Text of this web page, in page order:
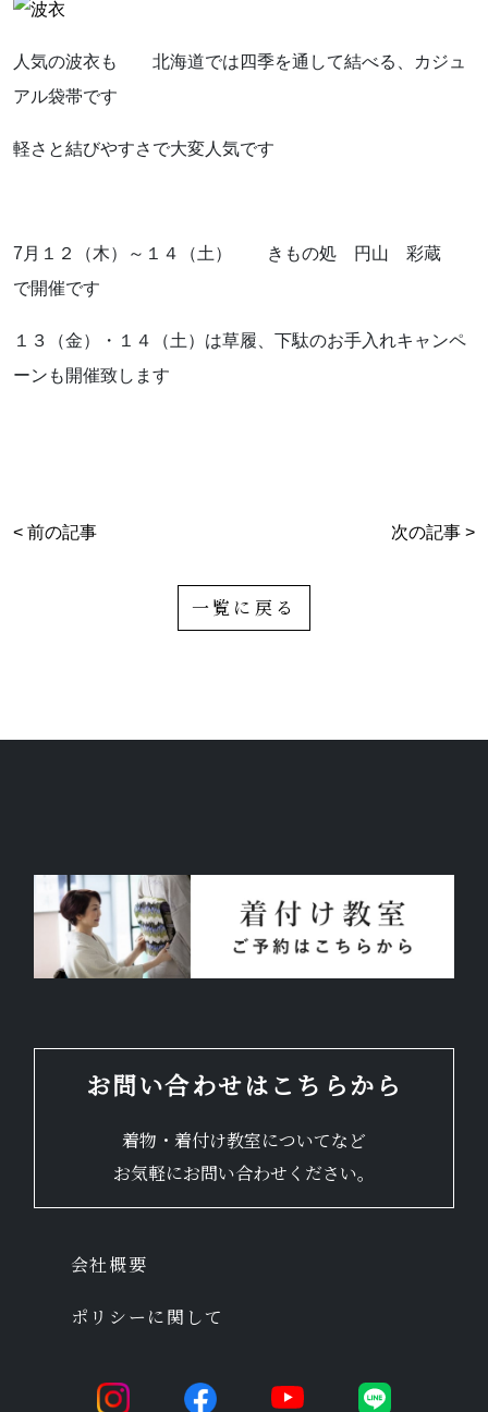
人気の波衣も 北海道では四季を通して結べる、カジュ
アル袋帯です
軽さと結びやすさで大変人気です
7月１２（木）～１４（土） きもの処 円山 彩蔵
で開催です
１３（金）・１４（土）は草履、下駄のお手入れキャンペ
ーンも開催致します
< 前の記事 次の記事 >
一覧に戻る
お問い合わせはこちらから
着物・着付け教室についてなど
お気軽にお問い合わせください。
ポリシーに関して
会社概要